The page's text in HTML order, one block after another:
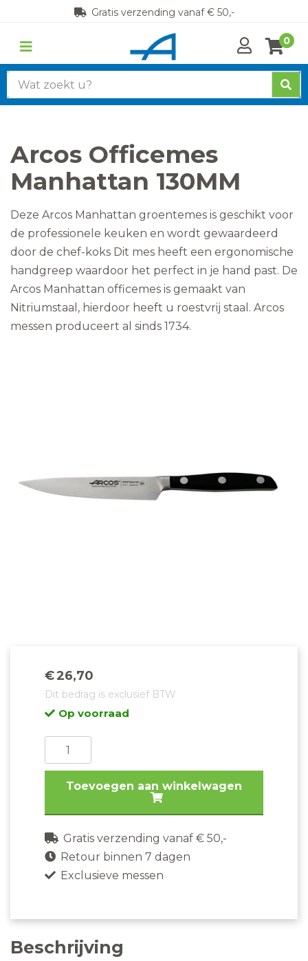
Gratis verzending vanaf € 50,-
0
Zoek
naar:
Arcos Officemes
Manhattan 130MM
Deze Arcos Manhattan groentemes is geschikt voor
de professionele keuken en wordt gewaardeerd
door de chef-koks Dit mes heeft een ergonomische
handgreep waardoor het perfect in je hand past. De
Arcos Manhattan officemes is gemaakt van
Nitriumstaal, hierdoor heeft u roestvrij staal. Arcos
messen produceert al sinds 1734.
€26,70
Dit bedrag is exclusief BTW
Op voorraad
Arcos
Officemes
Manhattan
aantal
Toevoegen aan winkelwagen
Gratis verzending vanaf € 50,-
Retour binnen 7 dagen
Exclusieve messen
Beschrijving